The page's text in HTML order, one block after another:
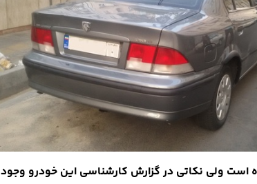
تشخیص داده شده است ولی نکاتی در گزارش کارشناسی این خودرو وجود